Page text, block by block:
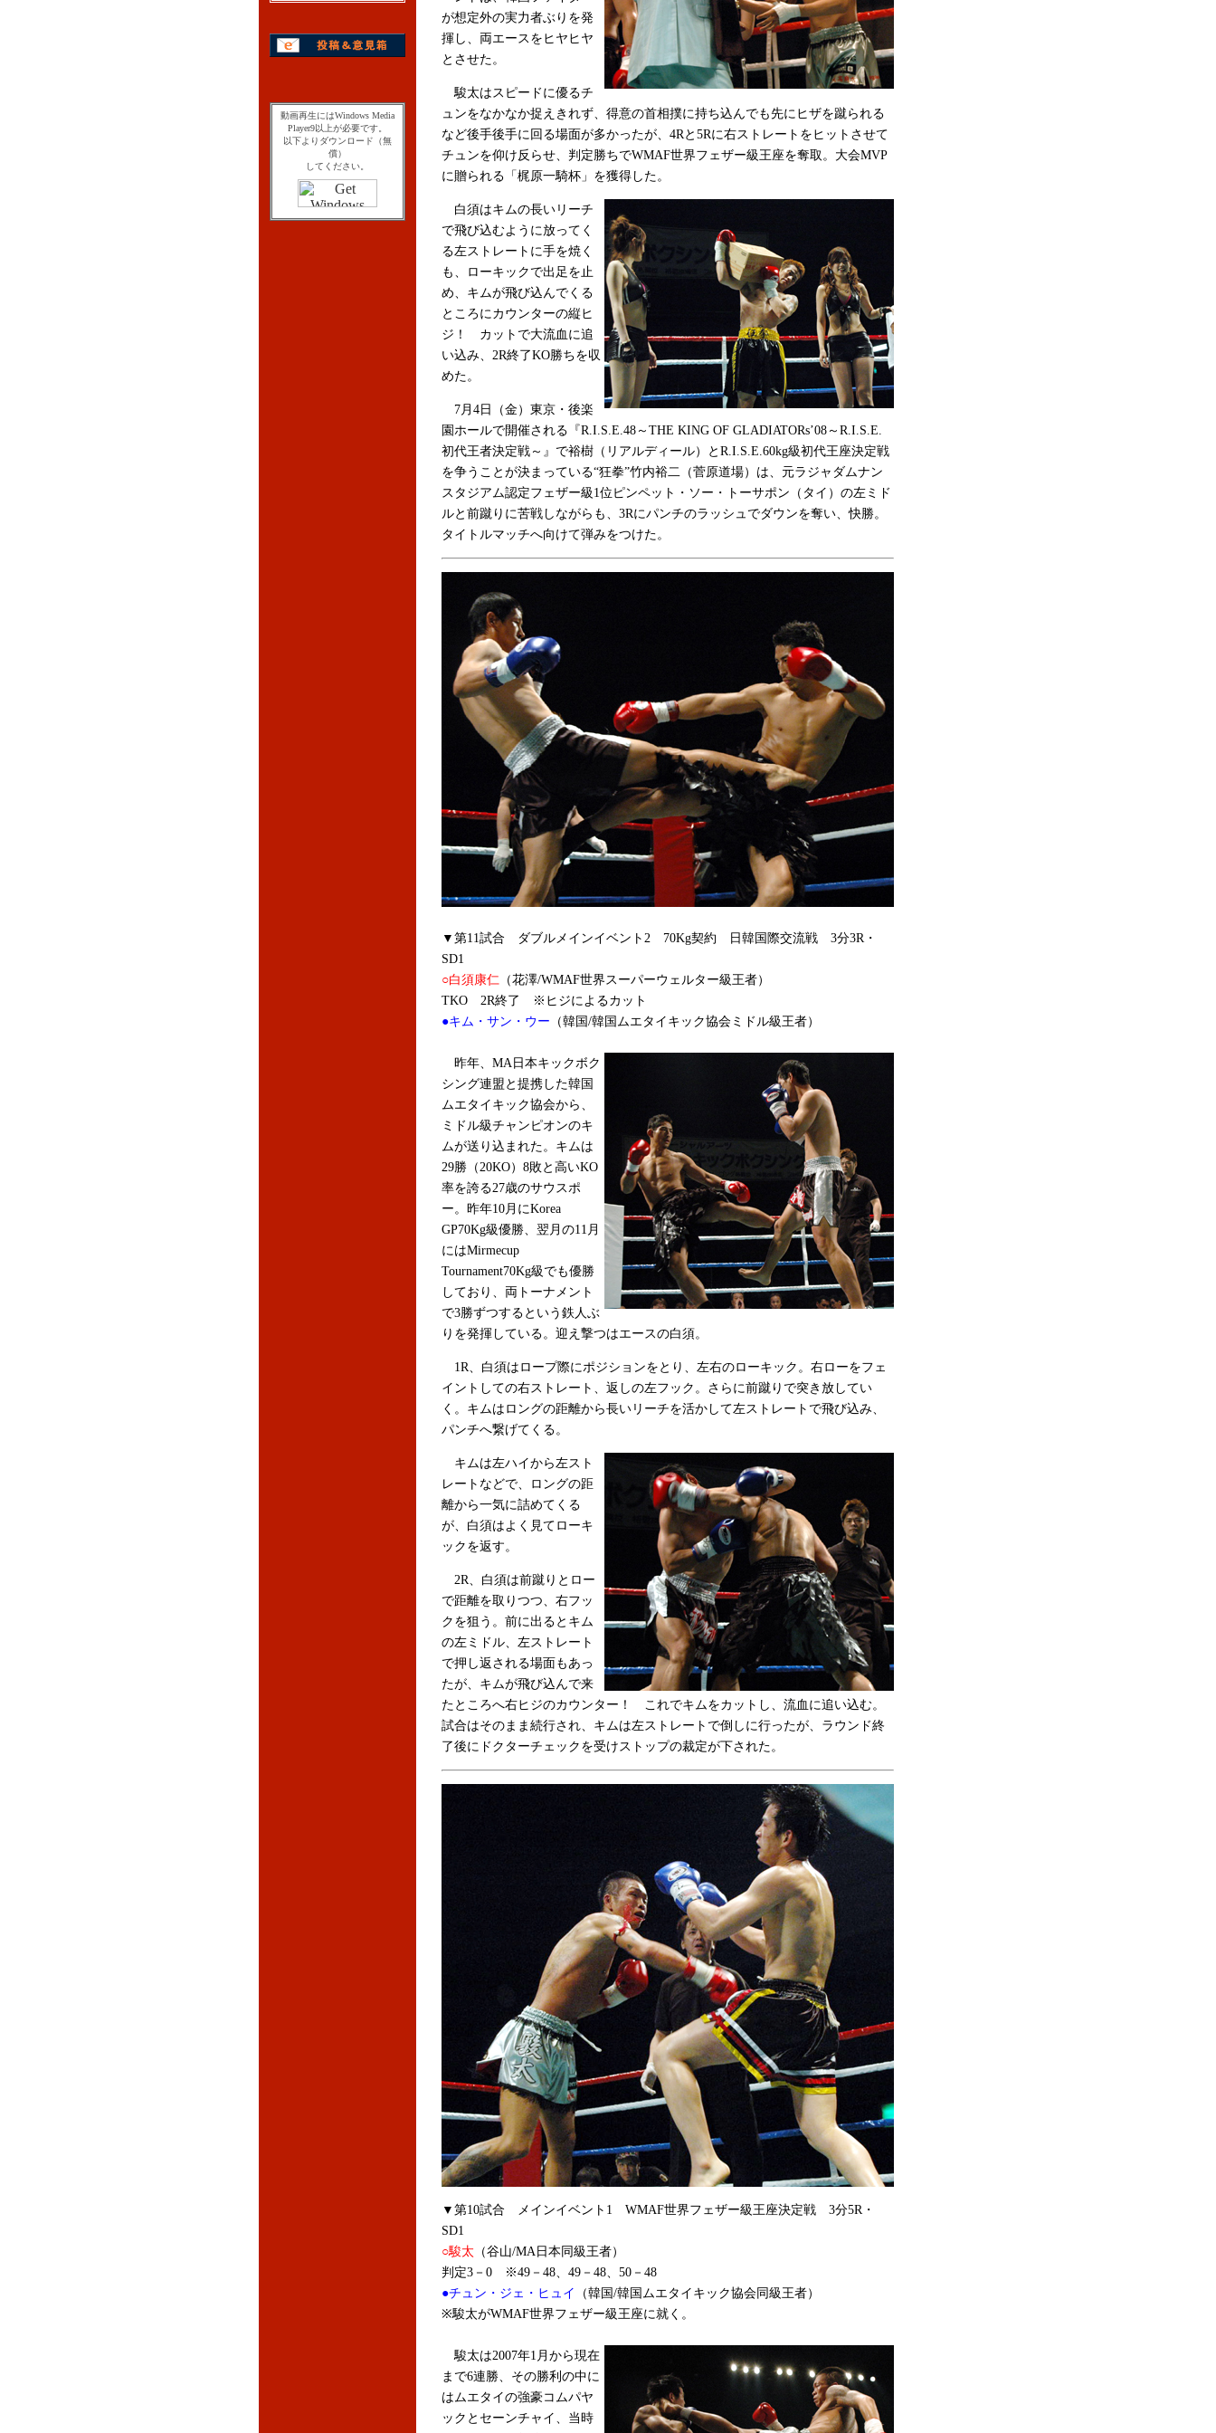
動画再生にはWindows Media
Player9以上が必要です。
以下よりダウンロード（無
償）
してください。
が想定外の実力者ぶりを発
揮し、両エースをヒヤヒヤ
とさせた。
駿太はスピードに優るチ
ュンをなかなか捉えきれず、得意の首相撲に持ち込んでも先にヒザを蹴られる
など後手後手に回る場面が多かったが、4Rと5Rに右ストレートをヒットさせて
チュンを仰け反らせ、判定勝ちでWMAF世界フェザー級王座を奪取。大会MVP
に贈られる「梶原一騎杯」を獲得した。
白須はキムの長いリーチ
で飛び込むように放ってく
る左ストレートに手を焼く
も、ローキックで出足を止
め、キムが飛び込んでくる
ところにカウンターの縦ヒ
ジ！ カットで大流血に追
い込み、2R終了KO勝ちを収
めた。
7月4日（金）東京・後楽
園ホールで開催される『R.I.S.E.48～THE KING OF GLADIATORs’08～R.I.S.E.
初代王者決定戦～』で裕樹（リアルディール）とR.I.S.E.60kg級初代王座決定戦
を争うことが決まっている“狂拳”竹内裕二（菅原道場）は、元ラジャダムナン
スタジアム認定フェザー級1位ピンペット・ソー・トーサポン（タイ）の左ミド
ルと前蹴りに苦戦しながらも、3Rにパンチのラッシュでダウンを奪い、快勝。
タイトルマッチへ向けて弾みをつけた。
▼第11試合 ダブルメインイベント2 70Kg契約 日韓国際交流戦 3分3R・
SD1
○白須康仁 （花澤/WMAF世界スーパーウェルター級王者）
TKO 2R終了 ※ヒジによるカット
●キム・サン・ウー （韓国/韓国ムエタイキック協会ミドル級王者）
昨年、MA日本キックボク
シング連盟と提携した韓国
ムエタイキック協会から、
ミドル級チャンピオンのキ
ムが送り込まれた。キムは
29勝（20KO）8敗と高いKO
率を誇る27歳のサウスポ
ー。昨年10月にKorea
GP70Kg級優勝、翌月の11月
にはMirmecup
Tournament70Kg級でも優勝
しており、両トーナメント
で3勝ずつするという鉄人ぶ
りを発揮している。迎え撃つはエースの白須。
1R、白須はロープ際にポジションをとり、左右のローキック。右ローをフェ
イントしての右ストレート、返しの左フック。さらに前蹴りで突き放してい
く。キムはロングの距離から長いリーチを活かして左ストレートで飛び込み、
パンチへ繋げてくる。
キムは左ハイから左スト
レートなどで、ロングの距
離から一気に詰めてくる
が、白須はよく見てローキ
ックを返す。
2R、白須は前蹴りとロー
で距離を取りつつ、右フッ
クを狙う。前に出るとキム
の左ミドル、左ストレート
で押し返される場面もあっ
たが、キムが飛び込んで来
たところへ右ヒジのカウンター！ これでキムをカットし、流血に追い込む。
試合はそのまま続行され、キムは左ストレートで倒しに行ったが、ラウンド終
了後にドクターチェックを受けストップの裁定が下された。
▼第10試合 メインイベント1 WMAF世界フェザー級王座決定戦 3分5R・
SD1
○駿太 （谷山/MA日本同級王者）
判定3－0 ※49－48、49－48、50－48
●チュン・ジェ・ヒュイ
（韓国/韓国ムエタイキック協会同級王者）
※駿太がWMAF世界フェザー級王座に就く。
駿太は2007年1月から現在
まで6連勝、その勝利の中に
はムエタイの強豪コムパヤ
ックとセーンチャイ、当時